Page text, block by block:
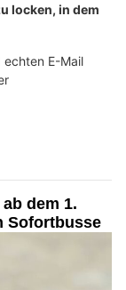
locken, in dem
E-Mail
dem 1.
Sofortbusse